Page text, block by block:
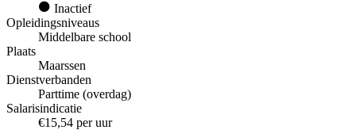
Inactief
Opleidingsniveaus
Middelbare school
Plaats
Maarssen
Dienstverbanden
Parttime (overdag)
Salarisindicatie
€15,54 per uur